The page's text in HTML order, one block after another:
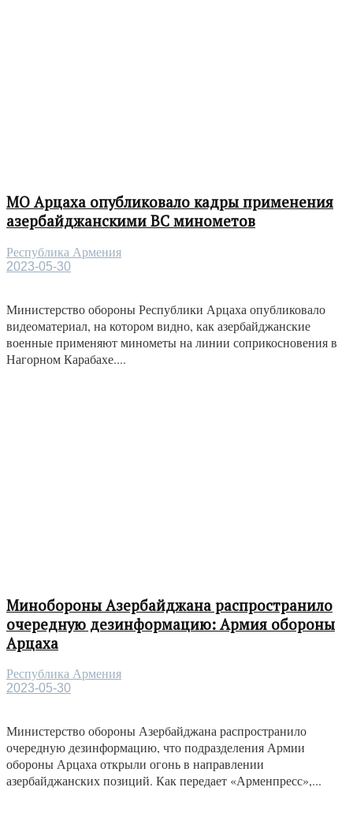
МО Арцаха опубликовало кадры применения
азербайджанскими ВС минометов
Республика Армения
2023-05-30
Министерство обороны Республики Арцаха опубликовало
видеоматериал, на котором видно, как азербайджанские
военные применяют минометы на линии соприкосновения в
Нагорном Карабахе....
Минобороны Азербайджана распространило
очередную дезинформацию: Армия обороны
Арцаха
Республика Армения
2023-05-30
Министерство обороны Азербайджана распространило
очередную дезинформацию, что подразделения Армии
обороны Арцаха открыли огонь в направлении
азербайджанских позиций. Как передает «Арменпресс»,...